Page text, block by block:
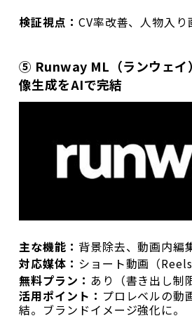
検証視点： CV率改善、人物入
⑤ Runway ML（ランウェイ
像生成をAIで完結
主な機能： 背景除去、動画内編
対応媒体： ショート動画（
無料プラン： あり（書き出し制
活用ポイント： プロレベルの動
結。ブランドイメージ強化に。